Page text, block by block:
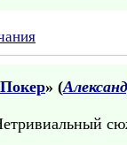
Покер» (